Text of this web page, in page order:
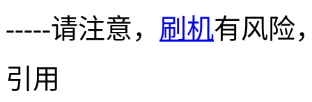
-----请注意， 刷机有风险
引用